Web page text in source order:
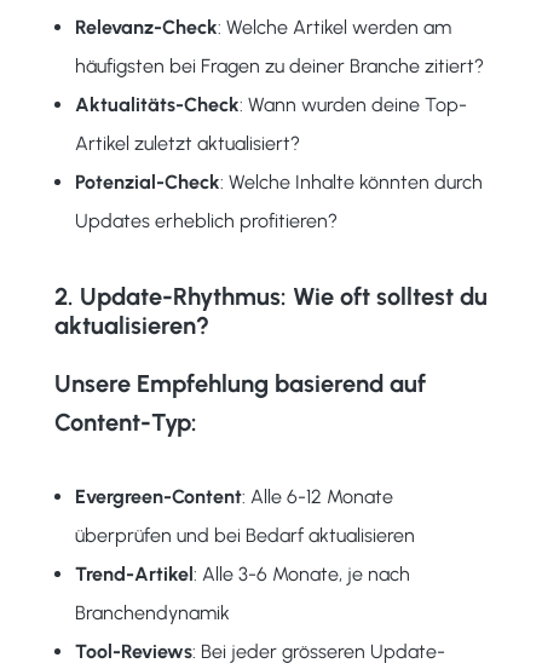
Relevanz-Check: Welche Artikel werden am
häufigsten bei Fragen zu deiner Branche zitiert?
Aktualitäts-Check: Wann wurden deine Top-
Artikel zuletzt aktualisiert?
Potenzial-Check: Welche Inhalte könnten durch
Updates erheblich profitieren?
2. Update-Rhythmus: Wie oft solltest du
aktualisieren?
Unsere Empfehlung basierend auf
Content-Typ:
Evergreen-Content: Alle 6-12 Monate
überprüfen und bei Bedarf aktualisieren
Trend-Artikel : Alle 3-6 Monate, je nach
Branchendynamik
Tool-Reviews: Bei jeder grösseren Update-